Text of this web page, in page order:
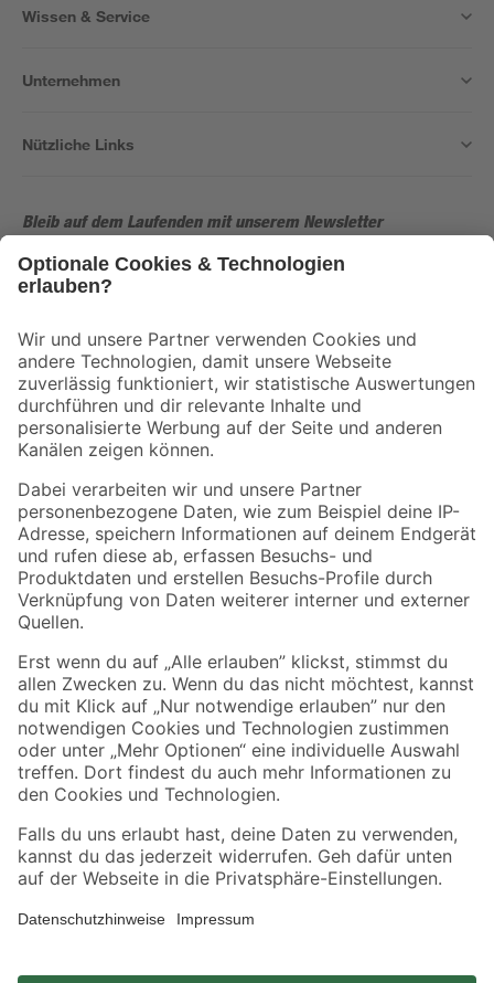
Wissen & Service
Unternehmen
Nützliche Links
Bleib auf dem Laufenden mit unserem Newsletter
Der toom Newsletter: Keine Angebote und Aktionen mehr verpassen!
Folge uns
Zahlungsarten Versandarten
Sicher einkaufen
Jetzt die toom-App herunterladen
Alle Preisangaben in EUR inkl. gesetzl. MwSt.. Die dargestellten Angebote sind unter
Umständen nicht in allen Märkten verfügbar. Die angegebenen Verfügbarkeiten beziehen
sich auf den unter "Mein Markt" ausgewählten toom Baumarkt. Alle Angebote und
*Paketversand ab 59 € versandkostenfrei, gilt nicht für Artikel mit Speditionsversand, hier
fallen zusätzliche Versandkosten an.